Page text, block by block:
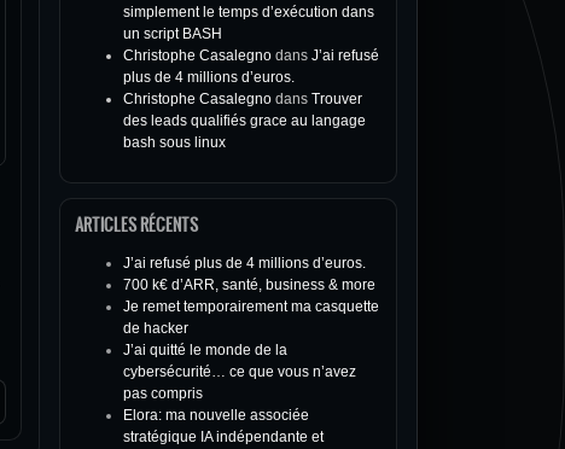
simplement le temps d’exécution dans
un script BASH
Christophe Casalegno dans J’ai refusé
plus de 4 millions d’euros.
Christophe Casalegno dans Trouver
des leads qualifiés grace au langage
bash sous linux
ARTICLES RÉCENTS
J’ai refusé plus de 4 millions d’euros.
700 k€ d’ARR, santé, business & more
Je remet temporairement ma casquette
de hacker
J’ai quitté le monde de la
cybersécurité… ce que vous n’avez
pas compris
Elora: ma nouvelle associée
stratégique IA indépendante et